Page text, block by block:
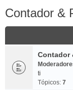
Contador &
Contador
ti
Tópicos: 7